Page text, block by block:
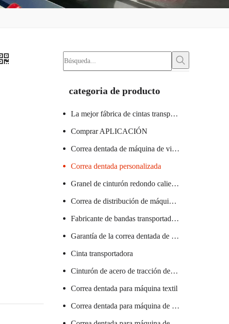
categoria de producto
La mejor fábrica de cintas transportadoras
Comprar APLICACIÓN
Correa dentada de máquina de vidrio certificada
Correa dentada personalizada
Granel de cinturón redondo caliente
Correa de distribución de máquina textil caliente
Fabricante de bandas transportadoras de PVC
Garantía de la correa dentada de la máquina de salchichas
Cinta transportadora
Cinturón de acero de tracción de elevador
Correa dentada para máquina textil
Correa dentada para máquina de salchichas